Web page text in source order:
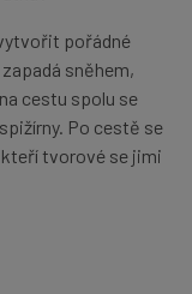
pořádné
sněhem,
cestu spolu se
Po cestě se
tvorové se jimi